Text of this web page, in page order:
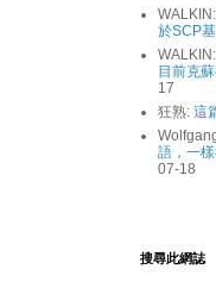
WALKIN:
於SCP
WALKIN:
目前克
17
狂熟: 這
語，一
07-18
搜尋此網誌